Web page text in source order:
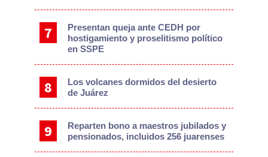
Presentan queja ante CEDH por
hostigamiento y proselitismo político
en SSPE
Los volcanes dormidos del desierto
de Juárez
Reparten bono a maestros jubilados y
pensionados, incluidos 256 juarenses